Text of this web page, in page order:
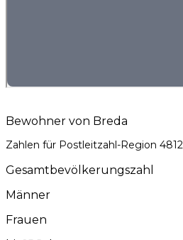
Bewohner von Breda
Zahlen für Postleitzahl-Region 4812
Gesamtbevölkerungszahl
Männer
Frauen